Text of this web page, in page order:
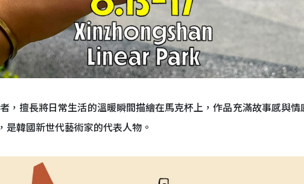
，擅長將日常生活的溫暖瞬間描繪在馬克杯上，作品充滿故事感與
韓國新世代藝術家的代表人物。